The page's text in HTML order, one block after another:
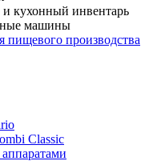
и кухонный инвентарь
машины
производства
Classic